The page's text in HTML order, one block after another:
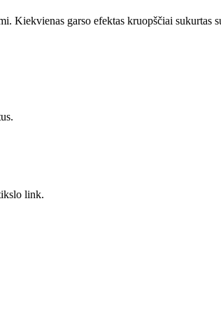
Kiekvienas garso efektas kruopščiai
link.